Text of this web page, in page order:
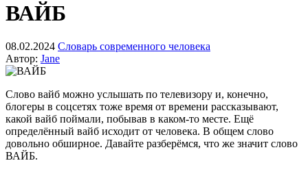
ВАЙБ
08.02.2024 Словарь современного человека
Автор: Jane
Слово вайб можно услышать по телевизору и, конечно,
блогеры в соцсетях тоже время от времени рассказывают,
какой вайб поймали, побывав в каком-то месте. Ещё
определённый вайб исходит от человека. В общем слово
довольно обширное. Давайте разберёмся, что же значит слово
ВАЙБ.